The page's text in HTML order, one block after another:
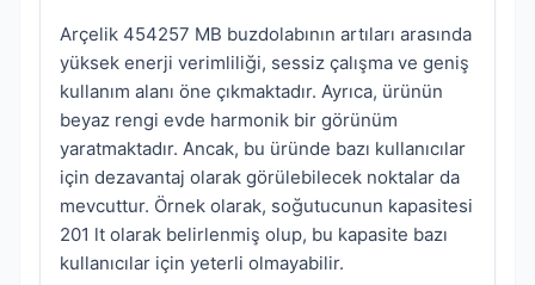
Arçelik 454257 MB buzdolabının artıları arasında
yüksek enerji verimliliği, sessiz çalışma ve geniş
kullanım alanı öne çıkmaktadır. Ayrıca, ürünün
beyaz rengi evde harmonik bir görünüm
yaratmaktadır. Ancak, bu üründe bazı kullanıcılar
için dezavantaj olarak görülebilecek noktalar da
mevcuttur. Örnek olarak, soğutucunun kapasitesi
201 lt olarak belirlenmiş olup, bu kapasite bazı
kullanıcılar için yeterli olmayabilir.